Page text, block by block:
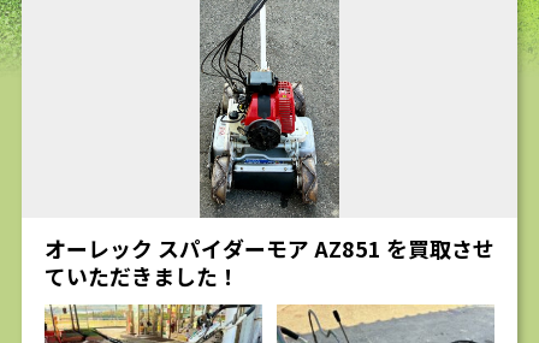
オーレック スパイダーモア AZ851 を買取させ
ていただきました！